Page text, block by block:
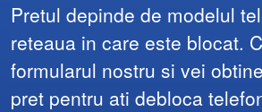
Pretul depinde de modelul
reteaua in care este blocat.
formularul nostru si vei
pret pentru ati debloca